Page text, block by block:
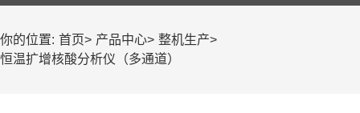
你的位置: 首页> 产品中心> 整机生产>
恒温扩增核酸分析仪（多通道）